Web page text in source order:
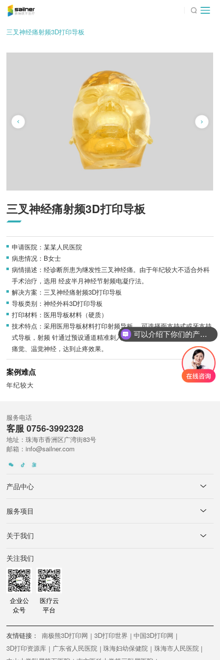
三叉神经痛射频3D打印导板
三叉神经痛射频3D打印导板
申请医院：某某人民医院
病患情况：B女士
病情描述：经诊断所患为继发性三叉神经痛。由于年纪较大不适合外科
手术治疗，选用 经皮半月神经节射频电凝疗法。
解决方案：三叉神经痛射频3D打印导板
导板类别：神经外科3D打印导板
打印材料：医用导板材料（硬质）
技术特点：采用医用导板材料打印射频导板， 可选择面支持式或牙支持
式导板，射频 针通过预设通道精准刺入三叉神经节处，选择性破坏传导
痛觉、温觉神经，达到止疼效果。
案例难点
年纪较大
服务电话
客服 0756-3992328
地址：珠海市香洲区广湾街83号
邮箱：info@sailner.com
产品中心
服务项目
关于我们
关注我们
企业公
众号
医疗云
平台
友情链接： 南极熊3D打印网 | 3D打印世界 | 中国3D打印网 |
3D打印资源库 | 广东省人民医院 | 珠海妇幼保健院 | 珠海市人民医院 |
可以介绍下你们的产品么？